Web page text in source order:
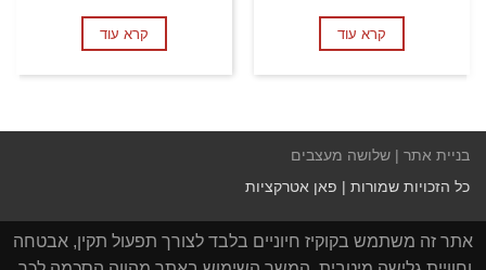
קרא עוד קרא עוד
בניית אתר | שלושה מעצבים
כל הזכויות שמורות | פאן אטרקציות
אתר זה משתמש בקוקיז חיוניים בלבד לצורך תפעול תקין, אבטחה